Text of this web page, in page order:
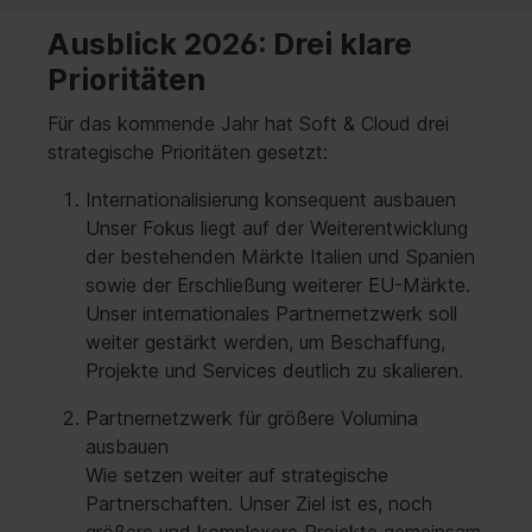
Ausblick 2026: Drei klare
Prioritäten
Für das kommende Jahr hat Soft & Cloud drei
strategische Prioritäten gesetzt:
Internationalisierung konsequent ausbauen
Unser Fokus liegt auf der Weiterentwicklung
der bestehenden Märkte Italien und Spanien
sowie der Erschließung weiterer EU-Märkte.
Unser internationales Partnernetzwerk soll
weiter gestärkt werden, um Beschaffung,
Projekte und Services deutlich zu skalieren.
Partnernetzwerk für größere Volumina
ausbauen
Wie setzen weiter auf strategische
Partnerschaften. Unser Ziel ist es, noch